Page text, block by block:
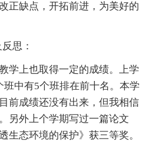
正缺点，开拓前进，为美好的
思：
学上也取得一定的成绩。上学
中有5个班排在前十名。本学
前成绩还没有出来，但我相信
另外上个学期写过一篇论文
生态环境的保护》获三等奖。